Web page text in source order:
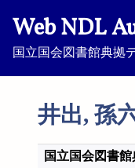
Web NDL
国立国会図書館典拠
井出, 孫
国立国会図書